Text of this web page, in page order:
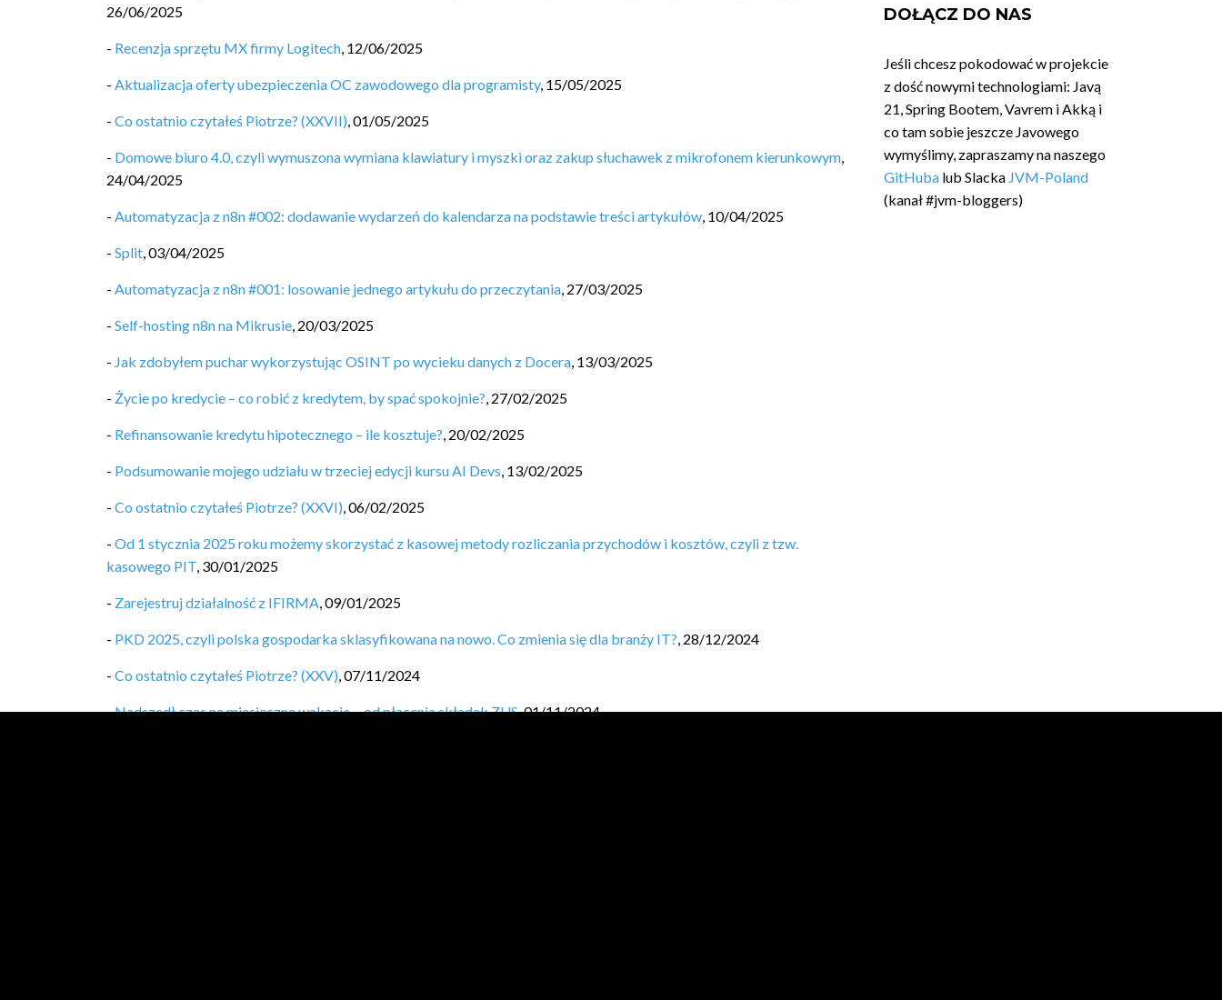
26/06/2025
- Recenzja sprzętu MX firmy Logitech, 12/06/2025
- Aktualizacja oferty ubezpieczenia OC zawodowego dla programisty, 15/05/2025
- Co ostatnio czytałeś Piotrze? (XXVII),01/05/2025
- Domowe biuro 4.0, czyli wymuszona wymiana klawiatury i myszki oraz zakup słuchawek z mikrofonem kierunkowym,
24/04/2025
- Automatyzacja z n8n #002: dodawanie wydarzeń do kalendarza na podstawie treści artykułów, 10/04/2025
- Split,03/04/2025
- Automatyzacja z n8n #001: losowanie jednego artykułu do przeczytania, 27/03/2025
- Self-hosting n8n na Mikrusie, 20/03/2025
- Jak zdobyłem puchar wykorzystując OSINT po wycieku danych z Docera, 13/03/2025
- Życie po kredycie – co robić z kredytem, by spać spokojnie?, 27/02/2025
- Refinansowanie kredytu hipotecznego – ile kosztuje?, 20/02/2025
- Podsumowanie mojego udziału w trzeciej edycji kursu AI Devs, 13/02/2025
- Co ostatnio czytałeś Piotrze? (XXVI),06/02/2025
- Od 1 stycznia 2025 roku możemy skorzystać z kasowej metody rozliczania przychodów i kosztów, czyli z tzw.
kasowego PIT, 30/01/2025
- Zarejestruj działalność z IFIRMA,09/01/2025
- PKD 2025, czyli polska gospodarka sklasyfikowana na nowo. Co zmienia się dla branży IT?, 28/12/2024
- Co ostatnio czytałeś Piotrze? (XXV),07/11/2024
-Nadszedł czas na miesięczne wakacje… od płacenia składek ZUS,01/11/2024
DOŁĄCZ DO NAS
Jeśli chcesz pokodować w projekcie
z dość nowymi technologiami: Javą
21, Spring Bootem, Vavrem i Akką i
co tam sobie jeszcze Javowego
wymyślimy, zapraszamy na naszego
GitHuba lub Slacka JVM-Poland
(kanał #jvm-bloggers)